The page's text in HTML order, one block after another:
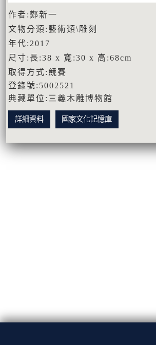
作者:鄭新一
文物分類:藝術類\雕刻
年代:2017
尺寸:長:38 x 寬:30 x 高:68cm
取得方式:競賽
登錄號:5002521
典藏單位:三義木雕博物館
詳細資料 國家文化記憶庫